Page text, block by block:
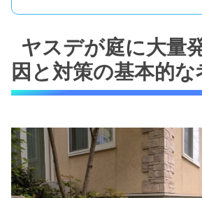
ヤスデが庭に大量
因と対策の基本的